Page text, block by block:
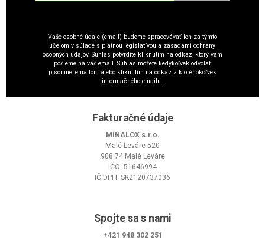
Vaše osobné údaje (email) budeme spracovávať len za týmto
účelom v súlade s platnou legislatívou a zásadami ochrany
osobných údajov. Súhlas potvrdíte kliknutím na odkaz, ktorý vám
pošleme na váš email. Súhlas môžete kedykoľvek odvolať
písomne, emailom alebo kliknutím na odkaz z ktoréhokoľvek
informačného emailu.
Fakturačné údaje
MINALOX s.r.o.
Malé Leváre 520
908 74 Malé Leváre
IČO: 51646994
IČ DPH: SK2120737036
Spojte sa s nami
+421 948 302 251